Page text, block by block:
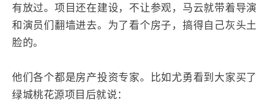
有放过。项目还在建设，不让参观，马云就带着导演
和演员们翻墙进去。为了看个房子，搞得自己灰头土
脸的。
他们各个都是房产投资专家。比如尤勇看到大家买了
绿城桃花源项目后就说：